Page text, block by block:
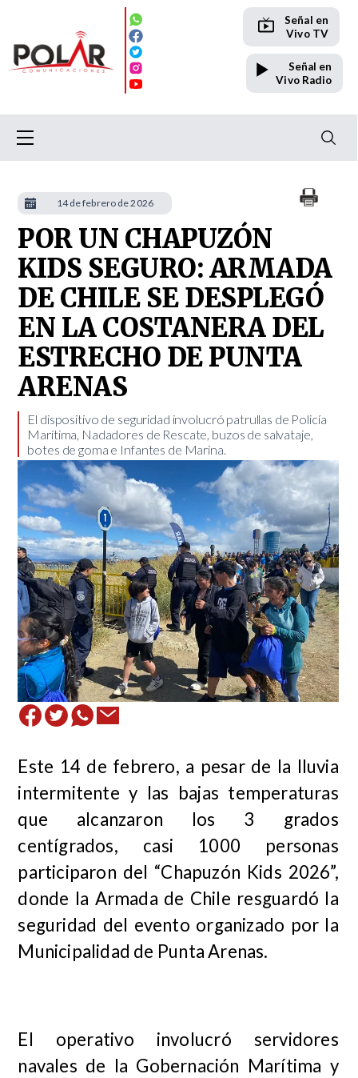
Señal en
Vivo TV
Señal en
Vivo Radio
POR UN CHAPUZÓN
KIDS SEGURO: ARMADA
DE CHILE SE DESPLEGÓ
EN LA COSTANERA DEL
ESTRECHO DE PUNTA
ARENAS
El dispositivo de seguridad involucró patrullas de Policía
Marítima, Nadadores de Rescate, buzos de salvataje,
botes de goma e Infantes de Marina. ​
Este 14 de febrero, a pesar de la lluvia
intermitente y las bajas temperaturas
que alcanzaron los 3 grados
centígrados, casi 1000 personas
participaron del “Chapuzón Kids 2026”,
donde la Armada de Chile resguardó la
seguridad del evento organizado por la
Municipalidad de Punta Arenas.
El operativo involucró servidores
navales de la Gobernación Marítima y
14 de febrero de 2026